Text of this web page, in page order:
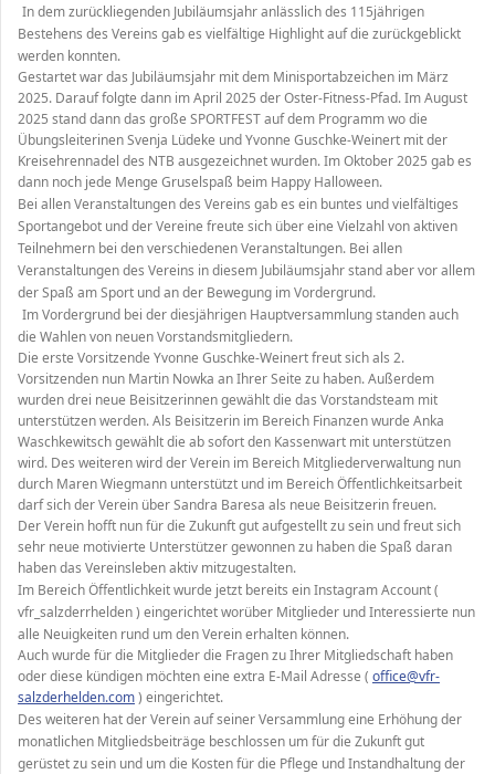
In dem zurückliegenden Jubiläumsjahr anlässlich des 115jährigen
Bestehens des Vereins gab es vielfältige Highlight auf die zurückgeblickt
werden konnten.
Gestartet war das Jubiläumsjahr mit dem Minisportabzeichen im März
2025. Darauf folgte dann im April 2025 der Oster-Fitness-Pfad. Im August
2025 stand dann das große SPORTFESTauf dem Programm wo die
Übungsleiterinen Svenja Lüdeke und Yvonne Guschke-Weinert mit der
Kreisehrennadel des NTB ausgezeichnet wurden. Im Oktober 2025 gab es
dann noch jede Menge Gruselspaß beim Happy Halloween.
Bei allen Veranstaltungen des Vereins gab es ein buntes und vielfältiges
Sportangebot und der Vereine freute sich über eine Vielzahl von aktiven
Teilnehmern bei den verschiedenen Veranstaltungen. Bei allen
Veranstaltungen des Vereins in diesem Jubiläumsjahr stand aber vor allem
der Spaß am Sport und an der Bewegung im Vordergrund.
Im Vordergrund bei der diesjährigen Hauptversammlung standen auch
die Wahlen von neuen Vorstandsmitgliedern.
Die erste Vorsitzende Yvonne Guschke-Weinert freut sich als 2.
Vorsitzenden nun Martin Nowka an Ihrer Seite zu haben. Außerdem
wurden drei neue Beisitzerinnen gewählt die das Vorstandsteam mit
unterstützen werden. Als Beisitzerin im Bereich Finanzen wurde Anka
Waschkewitsch gewählt die ab sofort den Kassenwart mit unterstützen
wird. Des weiteren wird der Verein im Bereich Mitgliederverwaltung nun
durch Maren Wiegmann unterstützt und im Bereich Öffentlichkeitsarbeit
darf sich der Verein über Sandra Baresa als neue Beisitzerin freuen.
Der Verein hofft nun für die Zukunft gut aufgestellt zu sein und freut sich
sehr neue motivierte Unterstützer gewonnen zu haben die Spaß daran
haben das Vereinsleben aktiv mitzugestalten.
Im Bereich Öffentlichkeit wurde jetzt bereits ein Instagram Account (
vfr_salzderrhelden ) eingerichtet worüber Mitglieder und Interessierte nun
alle Neuigkeiten rund um den Verein erhalten können.
Auch wurde für die Mitglieder die Fragen zu Ihrer Mitgliedschaft haben
oder diese kündigen möchten eine extra E-Mail Adresse ( office@vfr-
salzderhelden.com) eingerichtet.
Des weiteren hat der Verein auf seiner Versammlung eine Erhöhung der
monatlichen Mitgliedsbeiträge beschlossen um für die Zukunft gut
gerüstet zu sein und um die Kosten für die Pflege und Instandhaltung der